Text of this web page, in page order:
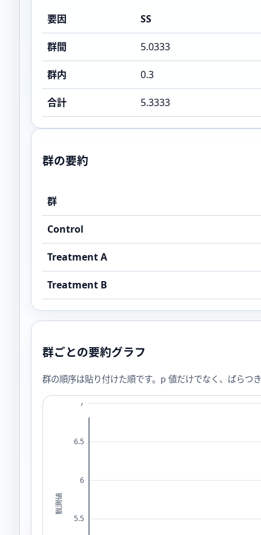
要因 SS
群間 5.0333
群内 0.3
合計 5.3333
群の要約
群
Control
Treatment A
Treatment B
群ごとの要約グラフ
群の順序は貼り付けた順です。p 値だけでなく、ばらつ